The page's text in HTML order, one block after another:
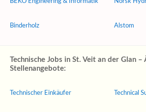
Binderholz Alstom
Technische Jobs in St. Veit an der Glan –
Stellenangebote:
Technischer Einkäufer Technical